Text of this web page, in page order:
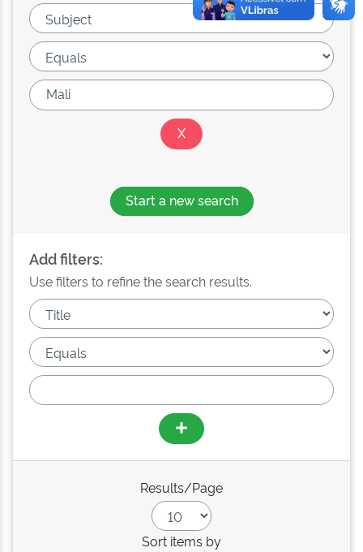
Start a new search
Add filters:
Use filters to refine the search results.
Results/Page
Sort items by